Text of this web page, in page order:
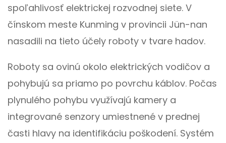
spoľahlivosť elektrickej rozvodnej siete. V
čínskom meste Kunming v provincii Jün-nan
nasadili na tieto účely roboty v tvare hadov.
Roboty sa ovinú okolo elektrických vodičov a
pohybujú sa priamo po povrchu káblov. Počas
plynulého pohybu využívajú kamery a
integrované senzory umiestnené v prednej
časti hlavy na identifikáciu poškodení. Systém